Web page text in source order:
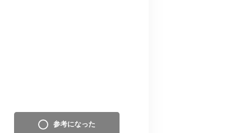
参考になった